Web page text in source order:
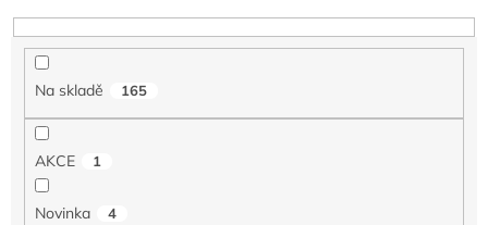
u
Na skladě 165
AKCE 1
Novinka 4